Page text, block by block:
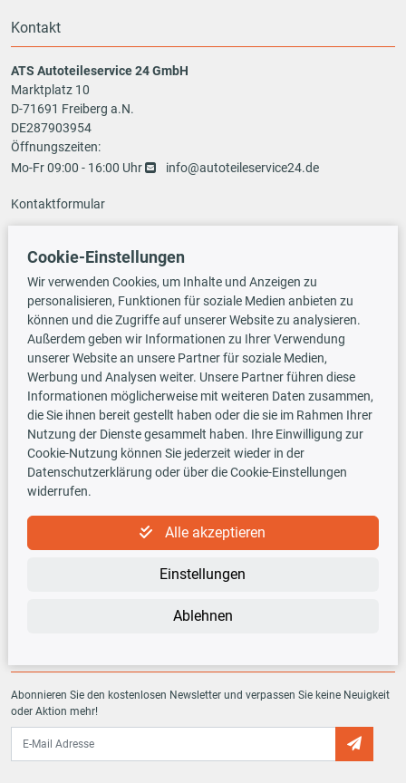
Kontakt
ATS Autoteileservice 24 GmbH
Marktplatz 10
D-71691 Freiberg a.N.
DE287903954
Öffnungszeiten:
Mo-Fr 09:00 - 16:00 Uhr
info@autoteileservice24.de
Kontaktformular
Zahlungsarten
Vorauskasse
Versandarten
TecDoc INSIDE
Abonnieren Sie den kostenlosen Newsletter und verpassen Sie keine Neuigkeit
oder Aktion mehr!
Cookie-Einstellungen
Wir verwenden Cookies, um Inhalte und Anzeigen zu
personalisieren, Funktionen für soziale Medien anbieten zu
können und die Zugriffe auf unserer Website zu analysieren.
Außerdem geben wir Informationen zu Ihrer Verwendung
unserer Website an unsere Partner für soziale Medien,
Werbung und Analysen weiter. Unsere Partner führen diese
Informationen möglicherweise mit weiteren Daten zusammen,
die Sie ihnen bereit gestellt haben oder die sie im Rahmen Ihrer
Nutzung der Dienste gesammelt haben. Ihre Einwilligung zur
Cookie-Nutzung können Sie jederzeit wieder in der
Datenschutzerklärung oder über die Cookie-Einstellungen
widerrufen.
Alle akzeptieren
Einstellungen
Ablehnen